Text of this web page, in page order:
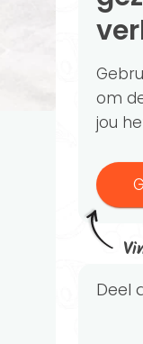
om
jou